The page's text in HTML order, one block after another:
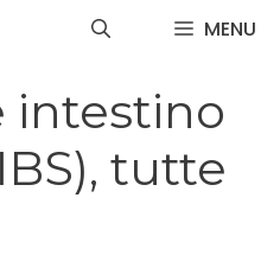
MENU
intestino
tutte